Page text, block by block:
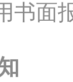
书面